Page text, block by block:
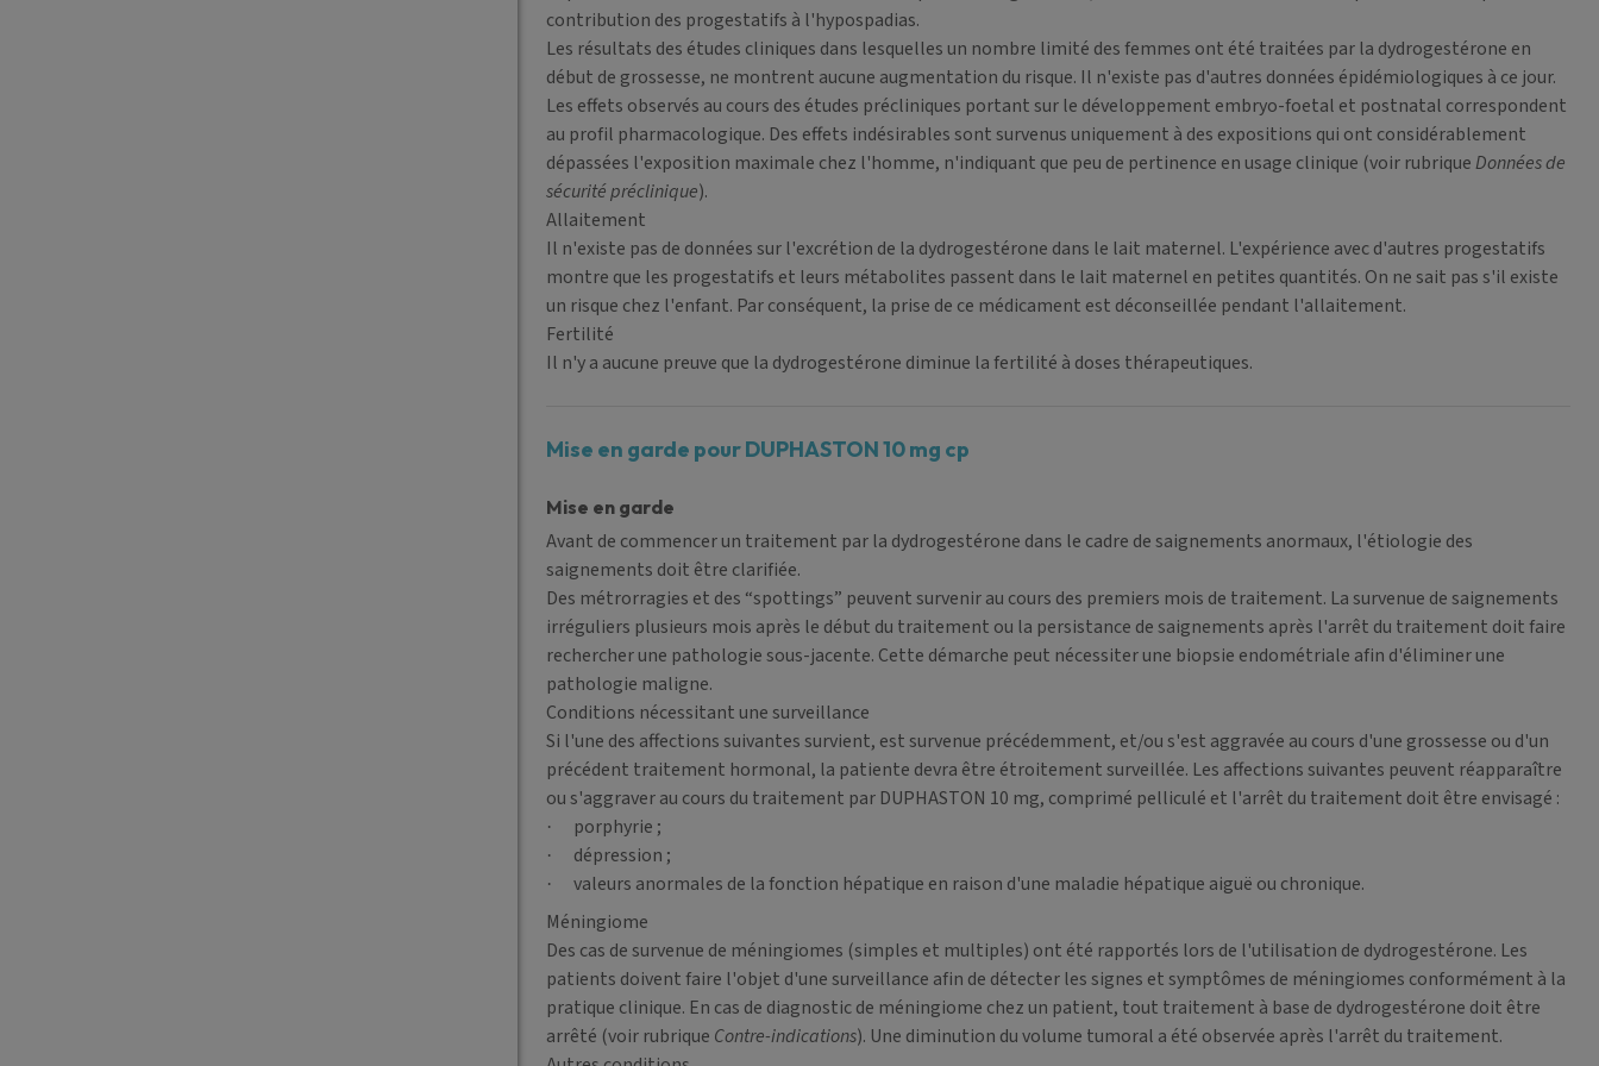
contribution des progestatifs à l'hypospadias.
Les résultats des études cliniques dans lesquelles un nombre limité des femmes ont été traitées par la dydrogestérone en
début de grossesse, ne montrent aucune augmentation du risque. Il n'existe pas d'autres données épidémiologiques à ce jour.
Les effets observés au cours des études précliniques portant sur le développement embryo-foetal et postnatal correspondent
au profil pharmacologique. Des effets indésirables sont survenus uniquement à des expositions qui ont considérablement
dépassées l'exposition maximale chez l'homme, n'indiquant que peu de pertinence en usage clinique (voir rubriqueDonnées de
sécurité préclinique).
Allaitement
Il n'existe pas de données sur l'excrétion de la dydrogestérone dans le lait maternel. L'expérience avec d'autres progestatifs
montre que les progestatifs et leurs métabolites passent dans le lait maternel en petites quantités. On ne sait pas s'il existe
un risque chez l'enfant. Par conséquent, la prise de ce médicament est déconseillée pendant l'allaitement.
Fertilité
Il n'y a aucune preuve que la dydrogestérone diminue la fertilité à doses thérapeutiques.
Mise en garde pour DUPHASTON 10 mg cp
Mise en garde
Avant de commencer un traitement par la dydrogestérone dans le cadre de saignements anormaux, l'étiologie des
saignements doit être clarifiée.
Des métrorragies et des “spottings” peuvent survenir au cours des premiers mois de traitement. La survenue de saignements
irréguliers plusieurs mois après le début du traitement ou la persistance de saignements après l'arrêt du traitement doit faire
rechercher une pathologie sous-jacente. Cette démarche peut nécessiter une biopsie endométriale afin d'éliminer une
pathologie maligne.
Conditions nécessitant une surveillance
Si l'une des affections suivantes survient, est survenue précédemment, et/ou s'est aggravée au cours d'une grossesse ou d'un
précédent traitement hormonal, la patiente devra être étroitement surveillée. Les affections suivantes peuvent réapparaître
ou s'aggraver au cours du traitement par DUPHASTON 10 mg, comprimé pelliculé et l'arrêt du traitement doit être envisagé :
· porphyrie ;
· dépression ;
·
valeurs anormales de la fonction hépatique en raison d'une maladie hépatique aiguë ou chronique.
Méningiome
Des cas de survenue de méningiomes (simples et multiples) ont été rapportés lors de l'utilisation de dydrogestérone. Les
patients doivent faire l'objet d'une surveillance afin de détecter les signes et symptômes de méningiomes conformément à la
pratique clinique. En cas de diagnostic de méningiome chez un patient, tout traitement à base de dydrogestérone doit être
arrêté (voir rubrique Contre-indications). Une diminution du volume tumoral a été observée après l'arrêt du traitement.